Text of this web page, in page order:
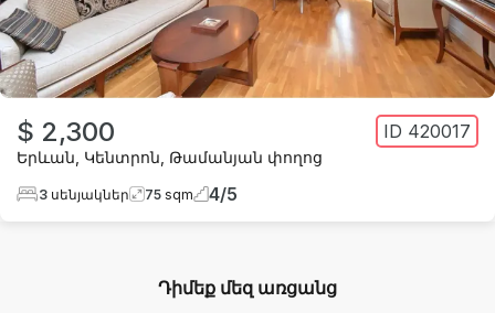
$ 2,300 ID 420017
Երևան Կենտրոն Թամանյան փողոց
3 սենյակներ 75 sqm 4/5
Դիմեք մեզ առցանց